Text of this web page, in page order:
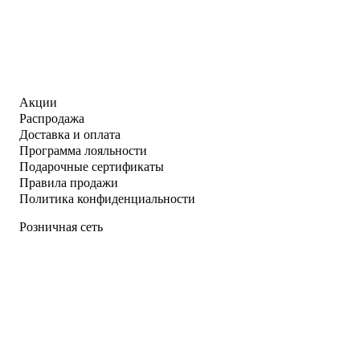
Акции
Распродажа
Доставка и оплата
Программа лояльности
Подарочные сертификаты
Правила продажи
Политика конфиденциальности
Розничная сеть